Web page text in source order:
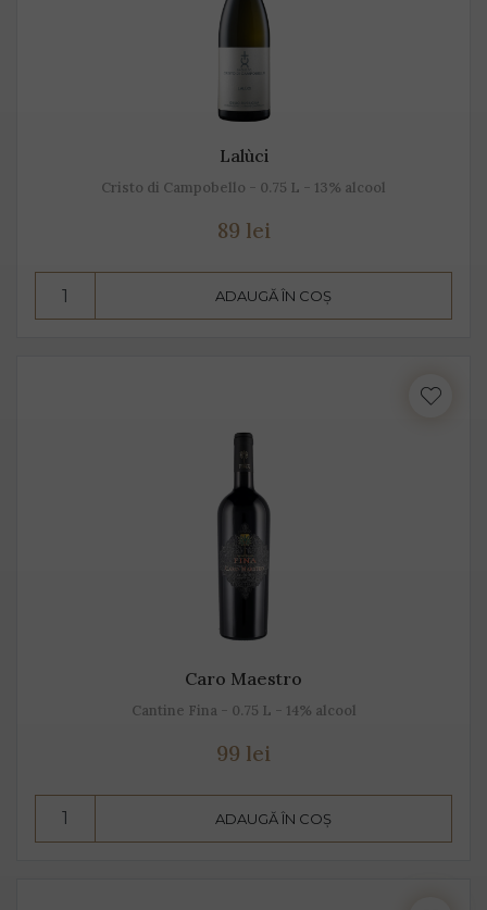
Lalùci
Cristo di Campobello - 0.75 L - 13% alcool
89 lei
ADAUGĂ ÎN COȘ
Caro Maestro
Cantine Fina - 0.75 L - 14% alcool
99 lei
ADAUGĂ ÎN COȘ